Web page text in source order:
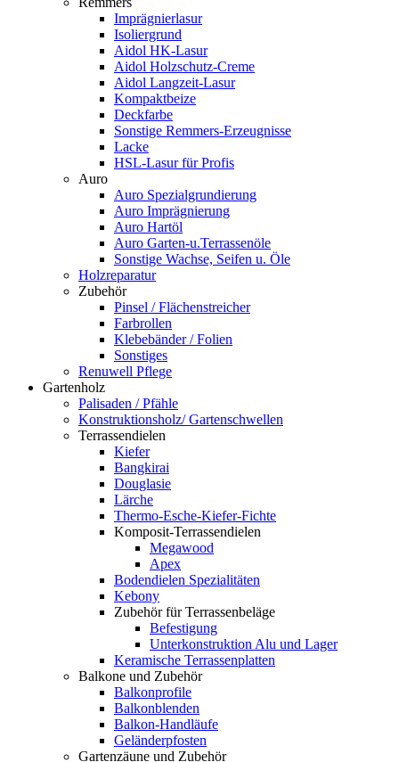
Imprägnierlasur
Isoliergrund
Aidol HK-Lasur
Aidol Holzschutz-Creme
Aidol Langzeit-Lasur
Kompaktbeize
Deckfarbe
Sonstige Remmers-Erzeugnisse
Lacke
HSL-Lasur für Profis
Auro
Auro Spezialgrundierung
Auro Imprägnierung
Auro Hartöl
Auro Garten-u.Terrassenöle
Sonstige Wachse, Seifen u. Öle
Holzreparatur
Zubehör
Pinsel / Flächenstreicher
Farbrollen
Klebebänder / Folien
Sonstiges
Renuwell Pflege
Gartenholz
Palisaden / Pfähle
Konstruktionsholz/ Gartenschwellen
Terrassendielen
Kiefer
Bangkirai
Douglasie
Lärche
Thermo-Esche-Kiefer-Fichte
Komposit-Terrassendielen
Megawood
Apex
Bodendielen Spezialitäten
Kebony
Zubehör für Terrassenbeläge
Befestigung
Unterkonstruktion Alu und Lager
Keramische Terrassenplatten
Balkone und Zubehör
Balkonprofile
Balkonblenden
Balkon-Handläufe
Geländerpfosten
Gartenzäune und Zubehör